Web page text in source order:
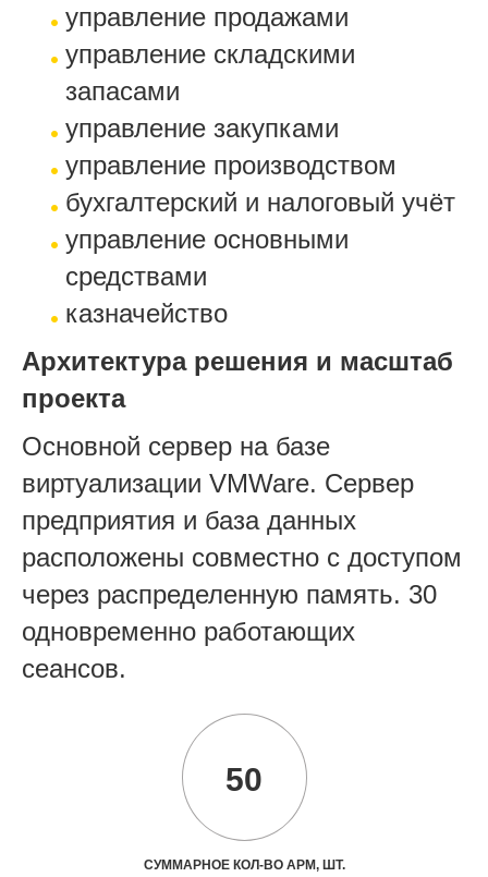
управление продажами
управление складскими
запасами
управление закупками
управление производством
бухгалтерский и налоговый учёт
управление основными
средствами
казначейство
Архитектура решения и масштаб
проекта
Основной сервер на базе
виртуализации VMWare. Сервер
предприятия и база данных
расположены совместно с доступом
через распределенную память. 30
одновременно работающих
сеансов.
50
СУММАРНОЕ КОЛ-ВО АРМ, ШТ.